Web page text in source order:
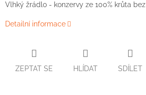
Vlhký žrádlo - konzervy ze 100% krůta
Detailní informace
ZEPTAT SE HLÍDAT SDÍLET